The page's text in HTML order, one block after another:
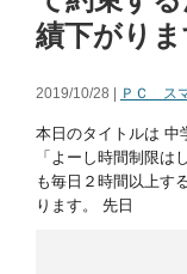
績下がりま
2019/10/28 | ＰＣ ス
本日のタイトルは 中
「よーし時間制限は
も毎日２時間以上す
ります。 先日